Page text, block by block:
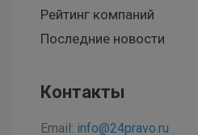
Рейтинг компаний
Последние новости
Контакты
Email: info@24pravo.ru